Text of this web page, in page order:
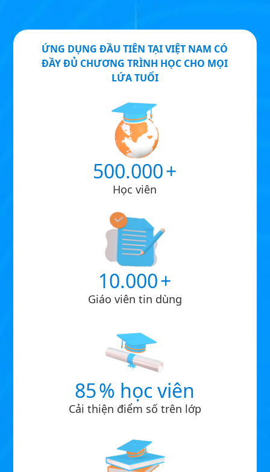
ỨNG DỤNG ĐẦU TIÊN TẠI VIỆT NAM CÓ
ĐẦY ĐỦ CHƯƠNG TRÌNH HỌC CHO MỌI
LỨA TUỔI
500.000+
Học viên
10.000+
Giáo viên tin dùng
85% học viên
Cải thiện điểm số trên lớp